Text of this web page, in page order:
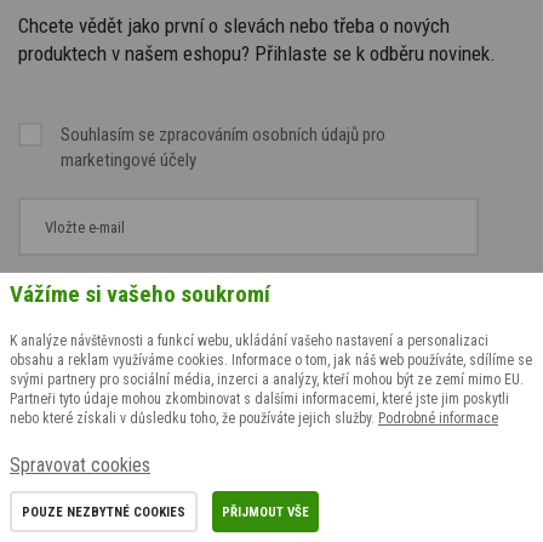
Chcete vědět jako první o slevách nebo třeba o nových
produktech v našem eshopu? Přihlaste se k odběru novinek.
Souhlasím se zpracováním osobních údajů pro
marketingové účely
Vážíme si vašeho soukromí
K analýze návštěvnosti a funkcí webu, ukládání vašeho nastavení a personalizaci
obsahu a reklam využíváme cookies. Informace o tom, jak náš web používáte, sdílíme se
svými partnery pro sociální média, inzerci a analýzy, kteří mohou být ze zemí mimo EU.
Partneři tyto údaje mohou zkombinovat s dalšími informacemi, které jste jim poskytli
nebo které získali v důsledku toho, že používáte jejich služby. Podrobné informace
Spravovat cookies
POUZE NEZBYTNÉ COOKIES PŘIJMOUT VŠE